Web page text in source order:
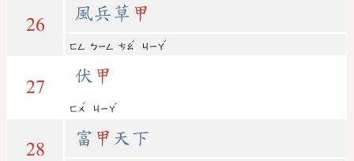
26
風兵草 甲
ㄈㄥ ㄅㄧㄥ ㄘㄠ
ˇ
ㄐㄧㄚ
ˇ
27
伏 甲
ㄈㄨ
ˊ
ㄐㄧㄚ
ˇ
28
富 甲 天下